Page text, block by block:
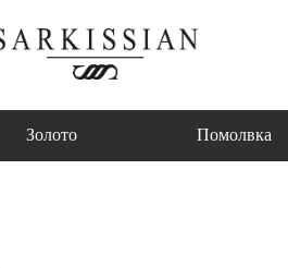
Золото Помолвка